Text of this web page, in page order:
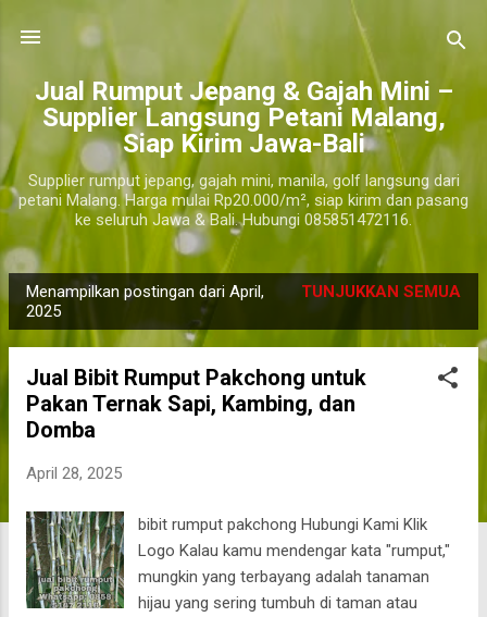
Langsung ke konten utama
​Jual Rumput Jepang & Gajah Mini –
Supplier Langsung Petani Malang,
Siap Kirim Jawa-Bali
Supplier rumput jepang, gajah mini, manila, golf langsung dari
petani Malang. Harga mulai Rp20.000/m², siap kirim dan pasang
ke seluruh Jawa & Bali. Hubungi 085851472116.
o
Menampilkan postingan dari April,
2025
TUNJUKKAN SEMUA
Jual Bibit Rumput Pakchong untuk
Pakan Ternak Sapi, Kambing, dan
Domba
April 28, 2025
bibit rumput pakchong Hubungi Kami Klik
Logo Kalau kamu mendengar kata "rumput,"
mungkin yang terbayang adalah tanaman
hijau yang sering tumbuh di taman atau